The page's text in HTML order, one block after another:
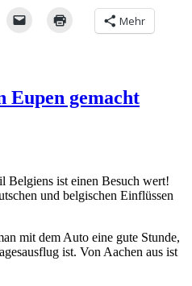
Mehr
Eupen gemacht
Belgiens ist einen Besuch wert!
und belgischen Einflüssen
mit dem Auto eine gute Stunde,
ist. Von Aachen aus ist